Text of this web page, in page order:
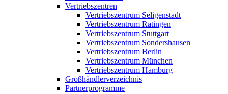
Vertriebszentren
Vertriebszentrum Seligenstadt
Vertriebszentrum Ratingen
Vertriebszentrum Stuttgart
Vertriebszentrum Sondershausen
Vertriebszentrum Berlin
Vertriebszentrum München
Vertriebszentrum Hamburg
Großhändlerverzeichnis
Partnerprogramme